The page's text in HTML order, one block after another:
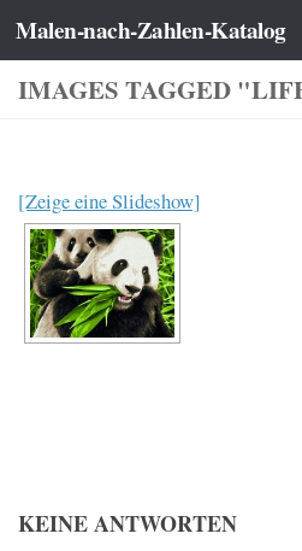
Zum Inhalt springen
Malen-nach-Zahlen-Katalog
IMAGES TAGGED
[Zeige eine Slideshow]
KEINE ANTWORTEN